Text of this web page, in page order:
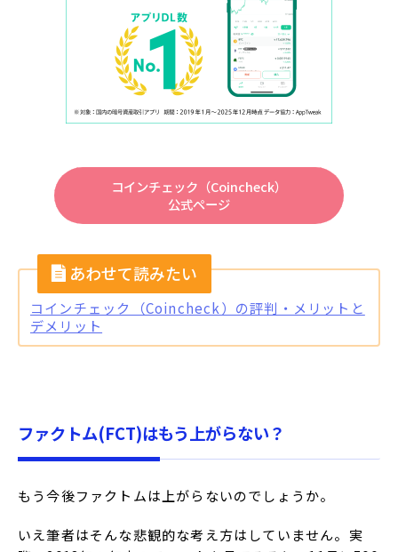
コインチェック（Coincheck）
公式ページ
コインチェック（Coincheck）の評判・メリットと
デメリット
ファクトム(FCT)はもう上がらない？
もう今後ファクトムは上がらないのでしょうか。
いえ筆者はそんな悲観的な考え方はしていません。実